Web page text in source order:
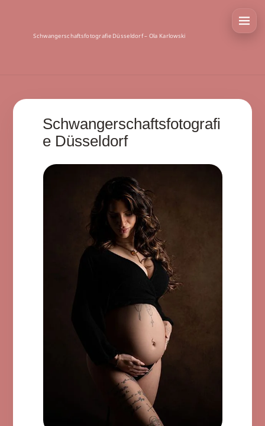
Schwangerschaftsfotografie Düsseldorf – Ola Karlowski
Schwangerschaftsfotografi
e Düsseldorf